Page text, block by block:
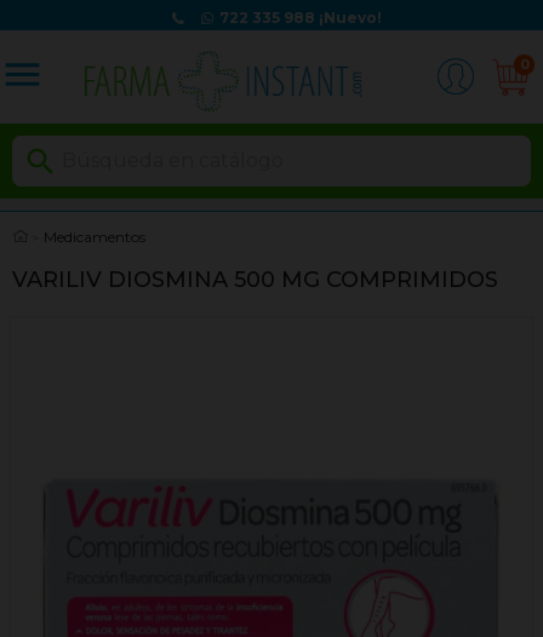
722 335 988 ¡Nuevo!
menu 0

Medicamentos
VARILIV DIOSMINA 500 MG COMPRIMIDOS